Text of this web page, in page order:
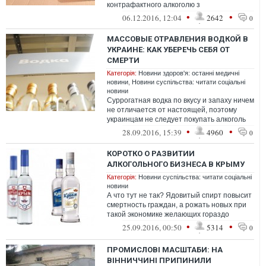
контрафактного алкоголю з
контрабандного російського спирту.
06.12.2016, 12:04 • 2642 • 0
МАССОВЫЕ ОТРАВЛЕНИЯ ВОДКОЙ В
УКРАИНЕ: КАК УБЕРЕЧЬ СЕБЯ ОТ
СМЕРТИ
Категорія: Новини здоров'я: останні медичні
новини Новини суспільства: читати соціальні
новини
Суррогатная водка по вкусу и запаху ничем
не отличается от настоящей, поэтому
украинцам не следует покупать алкоголь
на рынках и в мелких торговых точ...
28.09.2016, 15:39 • 4960 • 0
КОРОТКО О РАЗВИТИИ
АЛКОГОЛЬНОГО БИЗНЕСА В КРЫМУ
Категорія: Новини суспільства: читати соціальні
новини
А что тут не так? Ядовитый спирт повысит
смертность граждан, а рожать новых при
такой экономике желающих гораздо
меньше, чем помереть от водки
25.09.2016, 00:50 • 5314 • 0
ПРОМИСЛОВІ МАСШТАБИ: НА
ВІННИЧЧИНІ ПРИПИНИЛИ